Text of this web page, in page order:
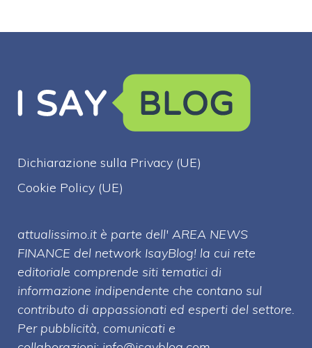
Dichiarazione sulla Privacy (UE)
Cookie Policy (UE)
attualissimo.it è parte dell' AREA NEWS
FINANCE del network IsayBlog! la cui rete
editoriale comprende siti tematici di
informazione indipendente che contano sul
contributo di appassionati ed esperti del settore.
Per pubblicità, comunicati e